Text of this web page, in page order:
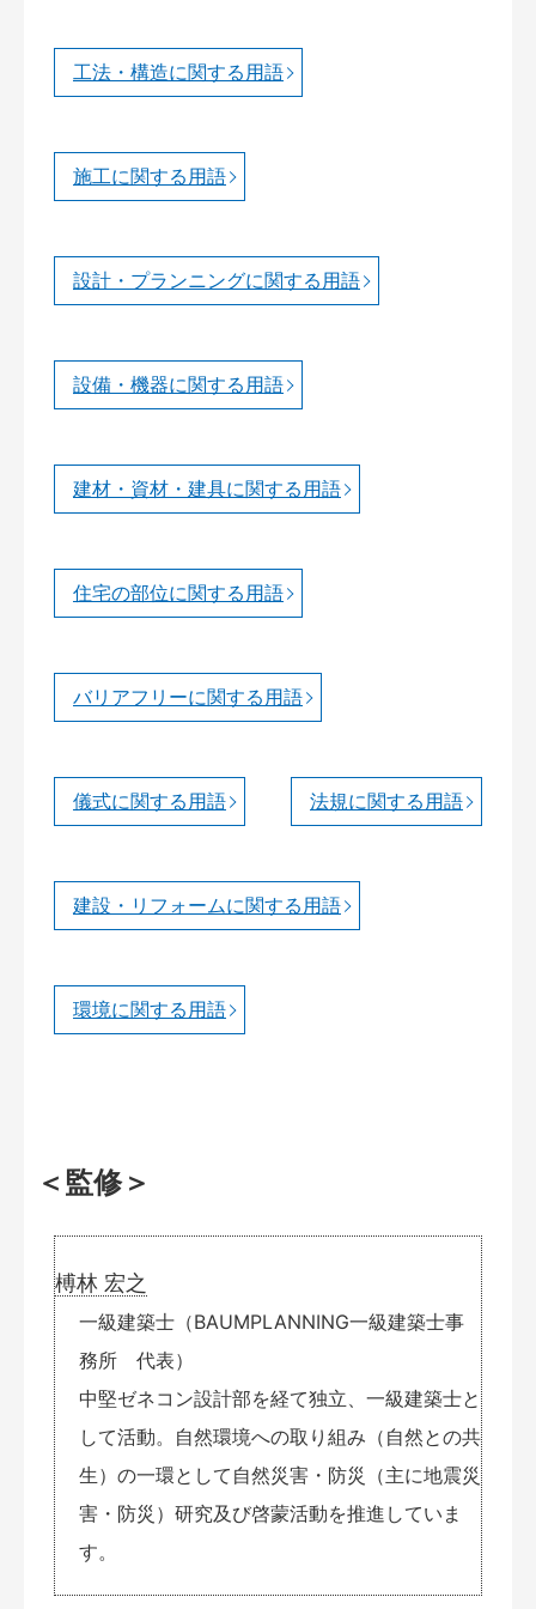
工法・構造に関する用語
施工に関する用語
設計・プランニングに関する用語
設備・機器に関する用語
建材・資材・建具に関する用語
住宅の部位に関する用語
バリアフリーに関する用語
儀式に関する用語 法規に関する用語
建設・リフォームに関する用語
環境に関する用語
＜監修＞
榑林 宏之
一級建築士（BAUMPLANNING一級建築士事
務所 代表）
中堅ゼネコン設計部を経て独立、一級建築士と
して活動。自然環境への取り組み（自然との共
生）の一環として自然災害・防災（主に地震災
害・防災）研究及び啓蒙活動を推進していま
す。